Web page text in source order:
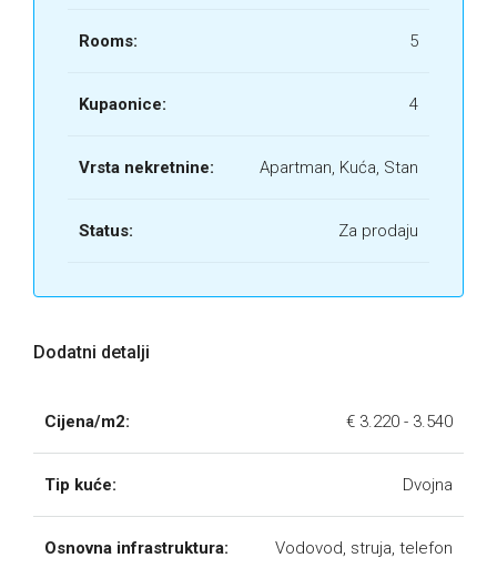
Rooms: 5
Kupaonice: 4
Vrsta nekretnine: Apartman, Kuća, Stan
Status: Za prodaju
Dodatni detalji
Cijena/m2: € 3.220 - 3.540
Tip kuće: Dvojna
Osnovna infrastruktura: Vodovod, struja, telefon